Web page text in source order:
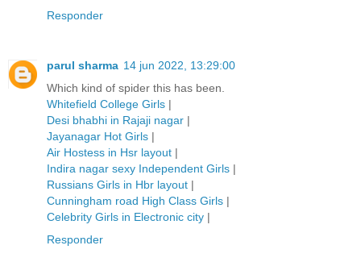
Responder
parul sharma 14 jun 2022, 13:29:00
Which kind of spider this has been.
Whitefield College Girls |
Desi bhabhi in Rajaji nagar |
Jayanagar Hot Girls |
Air Hostess in Hsr layout |
Indira nagar sexy Independent Girls |
Russians Girls in Hbr layout |
Cunningham road High Class Girls |
Celebrity Girls in Electronic city |
Responder